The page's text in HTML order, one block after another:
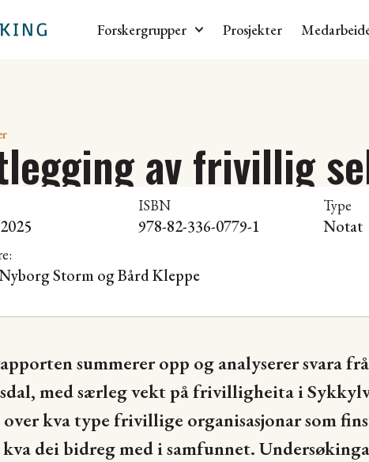
Forskergrupper Prosjekter
av frivillig
ISBN
978-82-336-0779-1
Type
Notat
StormogBård Kleppe
summerer opp og analyserer svara
med særleg vekt på frivilligheita i
kva type frivillige organisasjonar som
dei bidreg med i samfunnet.